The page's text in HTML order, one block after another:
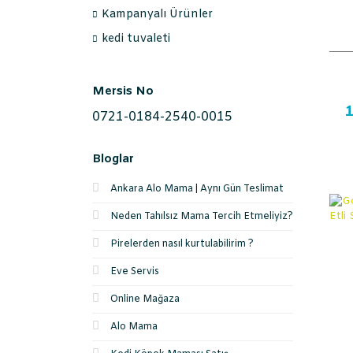
Kampanyalı Ürünler
kedi tuvaleti
Mersis No
0721-0184-2540-0015
Bloglar
Ankara Alo Mama | Aynı Gün Teslimat
Neden Tahılsız Mama Tercih Etmeliyiz?
Pirelerden nasıl kurtulabilirim ?
Eve Servis
Online Mağaza
Alo Mama